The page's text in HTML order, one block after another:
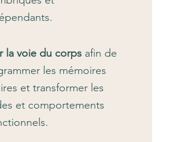
la voie du corps afin de
les mémoires
et transformer les
et comportements